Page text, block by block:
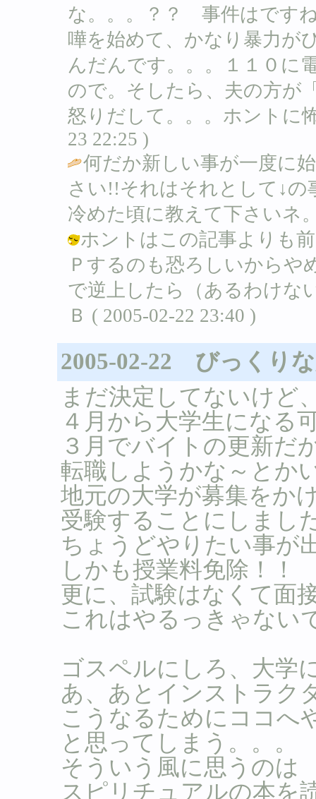
な。。。？？ 事件はです
嘩を始めて、かなり暴力が
んだんです。。。１１０に
ので。そしたら、夫の方が
怒りだして。。。ホントに
23 22:25 )
何だか新しい事が一度に
さい!!それはそれとして↓
冷めた頃に教えて下さいネ
ホントはこの記事よりも
Ｐするのも恐ろしいからや
で逆上したら（あるわけな
Ｂ ( 2005-02-22 23:40 )
2005-02-22 びっくり
まだ決定してないけど
４月から大学生になる
３月でバイトの更新だ
転職しようかな～とか
地元の大学が募集をか
受験することにしまし
ちょうどやりたい事が
しかも授業料免除！！
更に、試験はなくて面
これはやるっきゃない
ゴスペルにしろ、大学
あ、あとインストラク
こうなるためにココへ
と思ってしまう。。。
そういう風に思うのは
スピリチュアルの本を